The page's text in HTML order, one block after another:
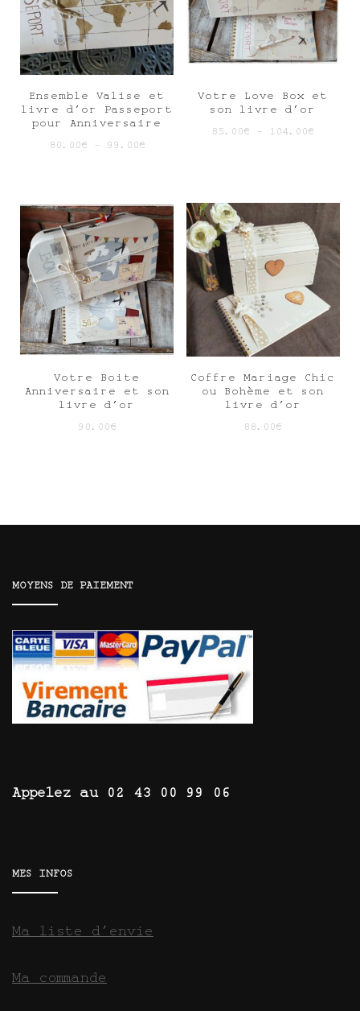
Ensemble Valise et
livre d’or Passeport
pour Anniversaire
80.00€ – 99.00€
Votre Love Box et
son livre d’or
85.00€ – 104.00€
Votre Boite
Anniversaire et son
livre d’or
90.00€
Coffre Mariage Chic
ou Bohème et son
livre d’or
88.00€
MOYENS DE PAIEMENT
Appelez au 02 43 00 99 06
MES INFOS
Ma liste d’envie
Ma commande